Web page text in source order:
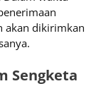
akan dikirimkan
Sengketa